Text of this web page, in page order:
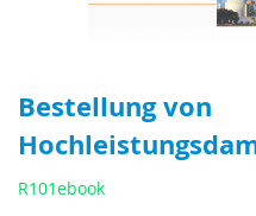
Bestellung von
R101ebook